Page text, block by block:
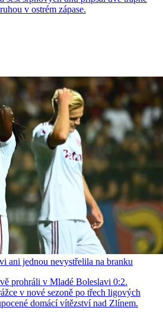
v ostrém zápase.
ani jednou nevystřelila na branku
prohráli v Mladé Boleslavi 0:2.
v nové sezoně po třech ligových
domácí vítězství nad Zlínem.